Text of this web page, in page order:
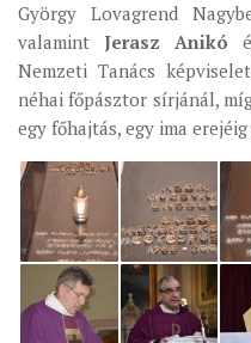
György Lovagrend
valamint Jerasz Anikó
Nemzeti Tanács
néhai főpásztor sírjánál,
egy főhajtás, egy ima